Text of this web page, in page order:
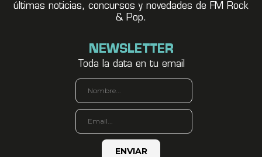
últimas noticias, concursos y novedades de FM Rock
& Pop.
NEWSLETTER
Toda la data en tu email